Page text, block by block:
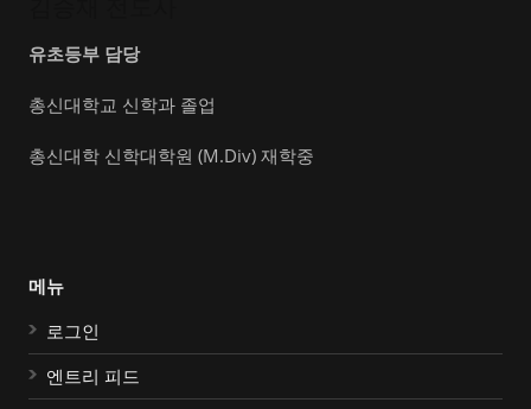
유초등부 담당
총신대학교 신학과 졸업
총신대학 신학대학원 (M.Div) 재학중
메뉴
로그인
엔트리 피드